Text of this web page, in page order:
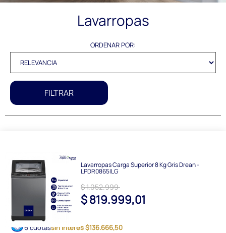
Lavarropas
ORDENAR POR:
FILTRAR
Lavarropas Carga Superior 8 Kg Gris Drean -
LPDR0865ILG
$ 1.052.999
$ 819.999,01
6 cuotassin interés $136.666,50